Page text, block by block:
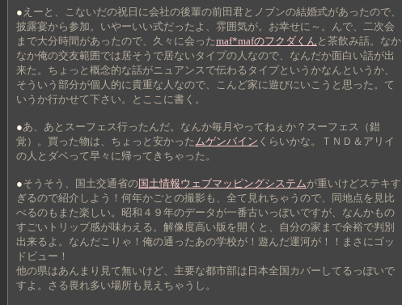
● えーと、こないだの祝日に会社の後輩の前田君とノブンの結婚式があったので、
披露宴から参加。いやーいい式だったよ、雰囲気が。お幸せに～。んで、二次会
まで大分時間があったので、久々に会ったmaf*mafのフクダくん と茶飲み話。なか
なか俺の交友範囲では居そうで居ないタイプの人なので、なんだか面白い話が出
来た。ちょっと概念的な話がニュアンスで伝わるタイプというかなんというか、
そういう部分が個人的に貴重な人なので、こんど家に遊びにいこうと思った。て
いうか行かせて下さい。とここに書く。
●あ、あとスーフェス行ったんだ。なんか毎月やってねぇか？スーフェス（錯
覚）。買った物は、ちょっと安かった ムゲンバイン くらいかな。ＴＮＤ＆アリイ
の人とダベって早々に帰ってきちゃった。
●そうそう、国土交通省の国土情報ウェブマッピングシステムが重いけどステキす
ぎるので紹介しよう！何年かごとの撮影も、全て見れちゃうので、同地点を見比
べるのもまた楽しい。昭和４９年のデータが一番古いっぽいですが、なんかもの
すごいトリップ感が味わえる。解像度高い版を開くと、自分の家まで余裕で判別
出来るよ。なんだこりゃ！俺の通ったあの学校が！遊んだ運河が！！まさにゴッ
ドビュー！
他の県はあんまり見て無いけど、主要な都市部は日本全国カバーしてるっぽいで
すよ。さる畏れ多い場所も見えちゃうし。